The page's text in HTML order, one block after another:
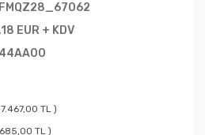
EUR + KDV
TL )
TL )